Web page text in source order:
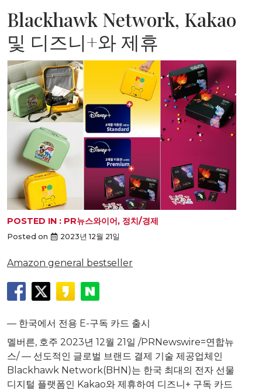
Blackhawk Network, Kakao
및 디즈니+와 제휴
POSTED IN : PR뉴스와이어 , 정치/경제
Posted on 2023년 12월 21일
Amazon general bestseller
— 한국에서 전용 E-구독 카드 출시
멜버른, 호주 2023년 12월 21일 /PRNewswire=연합뉴
스/ — 선도적인 글로벌 브랜드 결제 기술 제공업체인
Blackhawk Network(BHN)는 한국 최대의 전자 선물
디지털 플랫폼인 Kakao와 제휴하여 디즈니+ 구독 카드